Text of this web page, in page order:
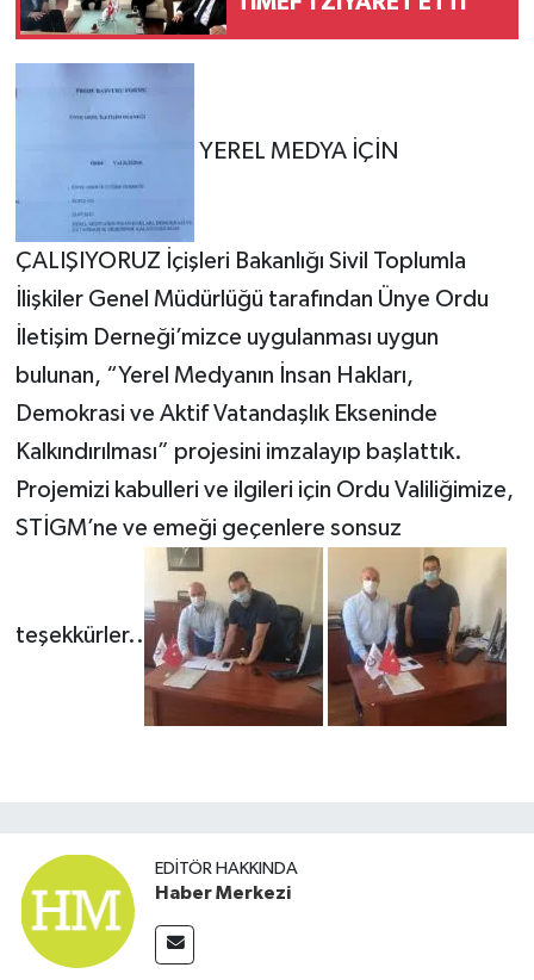
YEREL MEDYA İÇİN
ÇALIŞIYORUZ İçişleri Bakanlığı Sivil Toplumla
İlişkiler Genel Müdürlüğü tarafından Ünye Ordu
İletişim Derneği’mizce uygulanması uygun
bulunan, “Yerel Medyanın İnsan Hakları,
Demokrasi ve Aktif Vatandaşlık Ekseninde
Kalkındırılması” projesini imzalayıp başlattık.
Projemizi kabulleri ve ilgileri için Ordu Valiliğimize,
STİGM’ne ve emeği geçenlere sonsuz
teşekkürler..
EDITÖR HAKKINDA
Haber Merkezi